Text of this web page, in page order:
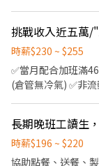
保、團保 #免經驗可 #學歷不拘 #兼職 #周休二日 #不扣手續費 #學歷
不拘 #不亂扣
時薪$230 ~ $255
✅當月配合加班滿46H 日
(倉管無冷氣) ✅非流動線 ✅通風明亮不悶熱 ✅夜校生 ⚡️工作內容 散
約3小時 中班16:00-24:00 (7 . 5H) 夜班 00:00-08:00 ⚡️休假制度 周休
六、日見紅休 ⚡️薪資制度 : 早班：205/H + 25/H 績效獎金 = 230/H 中
班：205/H + 40/H 績
長期晚班工讀生
時薪$196 ~ $220
協助點餐、送餐、